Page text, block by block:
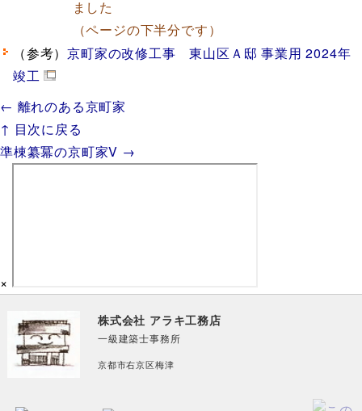
ました
（ページの下半分です）
（参考）京町家の改修工事 東山区Ａ邸 事業用 2024年
竣工
← 離れのある京町家
↑ 目次に戻る
準棟纂冪の京町家V →
×
株式会社 アラキ工務店
一級建築士事務所
京都市右京区梅津